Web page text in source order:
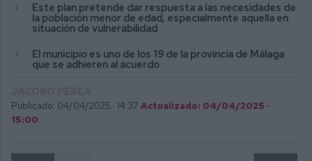
Este plan pretende dar respuesta a las necesidades de
la población menor de edad, especialmente aquella en
situación de vulnerabilidad
El municipio es uno de los 19 de la provincia de Málaga
que se adhieren al acuerdo
Publicado: 04/04/2025 · 14:37 Actualizado: 04/04/2025 ·
15:00